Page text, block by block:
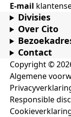
E-mail
Divisies
Over Cito
Contact
Copyright ©
Algemene
Responsible